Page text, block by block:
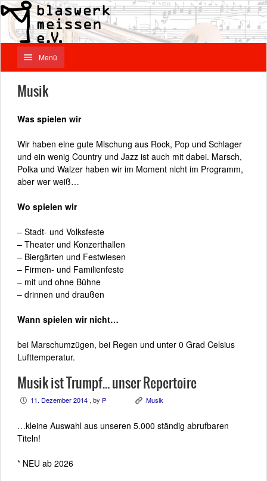
Menü
Musik
Was spielen wir
Wir haben eine gute Mischung aus Rock, Pop und Schlager
und ein wenig Country und Jazz ist auch mit dabei. Marsch,
Polka und Walzer haben wir im Moment nicht im Programm,
aber wer weiß…
Wo spielen wir
– Stadt- und Volksfeste
– Theater und Konzerthallen
– Biergärten und Festwiesen
– Firmen- und Familienfeste
– mit und ohne Bühne
– drinnen und draußen
Wann spielen wir nicht…
bei Marschumzügen, bei Regen und unter 0 Grad Celsius
Lufttemperatur.
Musik ist Trumpf… unser Repertoire
P 11. Dezember 2014 , by P K Musik
…kleine Auswahl aus unseren 5.000 ständig abrufbaren
Titeln!
* NEU ab 2026